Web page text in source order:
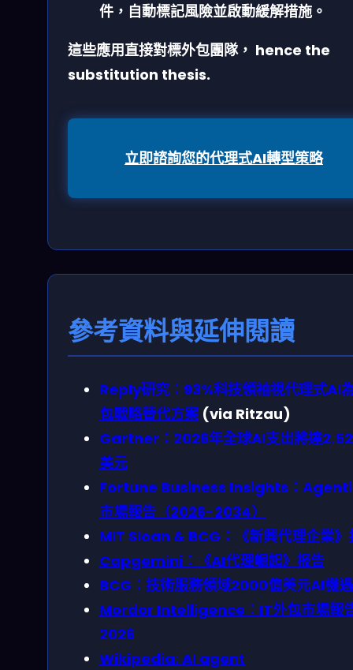
件，自動標記風險並啟動緩解措施。
這些應用直接對標外包團隊， hence the
substitution thesis.
立即諮詢您的代理式AI轉型策略
參考資料與延伸閱讀
Reply研究：93%科技領袖視代理式AI
包戰略替代方案 (via Ritzau)
Gartner：2026年全球AI支出將達
美元
Fortune Business Insights：
市場報告（2026-2034）
MIT Sloan & BCG：《新興代理企業》
Capgemini：《AI代理崛起》报告
BCG：技術服務領域2000億美元AI機遇
Mordor Intelligence：IT外包市場報
2026
Wikipedia: AI agent